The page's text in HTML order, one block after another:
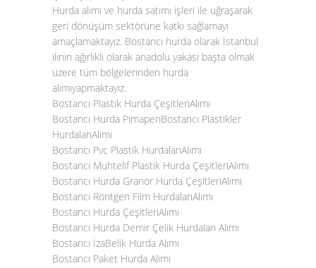
Hurda alımı ve hurda satımı işleri ile uğraşarak
geri dönüşüm sektörüne katkı sağlamayı
amaçlamaktayız. Bostancı hurda olarak İstanbul
ilinin ağırlıklı olarak anadolu yakası başta olmak
üzere tüm bölgelerinden hurda
alımıyapmaktayız.
Bostancı Plastik Hurda ÇeşitleriAlımı
Bostancı Hurda PimapenBostancı Plastikler
HurdalarıAlımı
Bostancı Pvc Plastik HurdalarıAlımı
Bostancı Muhtelif Plastik Hurda ÇeşitleriAlımı
Bostancı Hurda Granör Hurda ÇeşitleriAlımı
Bostancı Röntgen Film HurdalarıAlımı
Bostancı Hurda ÇeşitleriAlımı
Bostancı Hurda Demir Çelik Hurdaları Alımı
Bostancı İzaBelik Hurda Alımı
Bostancı Paket Hurda Alımı